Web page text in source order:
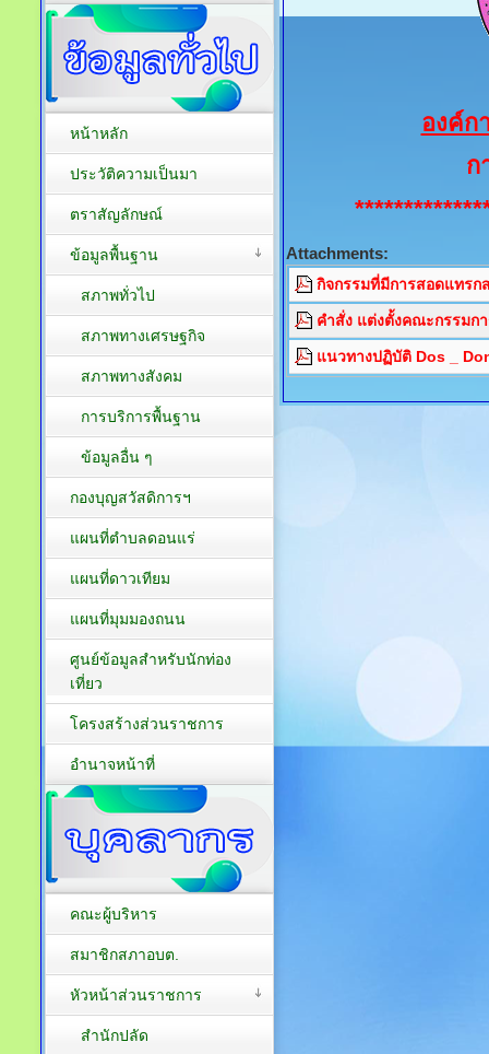
องค์ก
ก
Attachments:
กิจกรรมที่มีการสอดแทร
คำสั่ง แต่งตั้งคณะกรรมก
แนวทางปฏิบัติ Dos _
หน้าหลัก
ประวัติความเป็นมา
ตราสัญลักษณ์
ข้อมูลพื้นฐาน
สภาพทั่วไป
สภาพทางเศรษฐกิจ
สภาพทางสังคม
การบริการพื้นฐาน
ข้อมูลอื่น ๆ
กองบุญสวัสดิการฯ
แผนที่ตำบลดอนแร่
แผนที่ดาวเทียม
แผนที่มุมมองถนน
ศูนย์ข้อมูลสำหรับนักท่อง
เที่ยว
โครงสร้างส่วนราชการ
อำนาจหน้าที่
คณะผู้บริหาร
สมาชิกสภาอบต.
หัวหน้าส่วนราชการ
สำนักปลัด